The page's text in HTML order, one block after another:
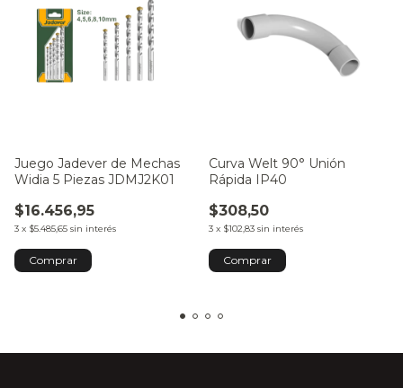
Juego Jadever de Mechas
Widia 5 Piezas JDMJ2K01
$16.456,95
3 x $5.485,65 sin interés
Curva Welt 90° Unión
Rápida IP40
$308,50
3 x $102,83 sin interés
Comprar